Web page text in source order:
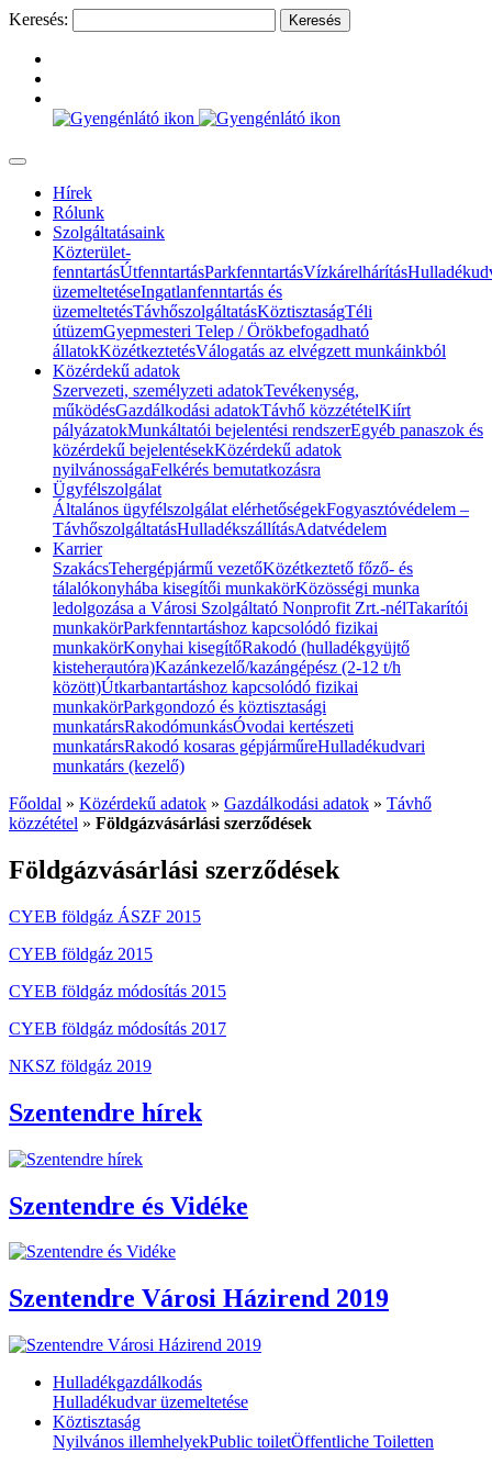
Keresés:
Hírek
Rólunk
Szolgáltatásaink
Közterület-
fenntartásÚtfenntartásParkfenntartásVízkárelhárítás
üzemeltetéseIngatlanfenntartás és
üzemeltetésTávhőszolgáltatásKöztisztaságTéli
útüzemGyepmesteri Telep / Örökbefogadható
állatokKözétkeztetésVálogatás az elvégzett munkáinkból
Közérdekű adatok
Szervezeti, személyzeti adatokTevékenység,
működésGazdálkodási adatokTávhő közzétételKiírt
pályázatokMunkáltatói bejelentési rendszerEgyéb panaszok és
közérdekű bejelentésekKözérdekű adatok
nyilvánosságaFelkérés bemutatkozásra
Ügyfélszolgálat
Általános ügyfélszolgálat elérhetőségekFogyasztóvédelem –
TávhőszolgáltatásHulladékszállításAdatvédelem
Karrier
SzakácsTehergépjármű vezetőKözétkeztető főző- és
tálalókonyhába kisegítői munkakörKözösségi munka
ledolgozása a Városi Szolgáltató Nonprofit Zrt.-nélTakarítói
munkakörParkfenntartáshoz kapcsolódó fizikai
munkakörKonyhai kisegítőRakodó (hulladékgyüjtő
kisteherautóra)Kazánkezelő/kazángépész (2-12 t/h
között)Útkarbantartáshoz kapcsolódó fizikai
munkakörParkgondozó és köztisztasági
munkatársRakodómunkásÓvodai kertészeti
munkatársRakodó kosaras gépjárműreHulladékudvari
munkatárs (kezelő)
Főoldal » Közérdekű adatok » Gazdálkodási adatok » Távhő
közzététel » Földgázvásárlási szerződések
Földgázvásárlási szerződések
CYEB földgáz ÁSZF 2015
CYEB földgáz 2015
CYEB földgáz módosítás 2015
CYEB földgáz módosítás 2017
NKSZ földgáz 2019
Szentendre hírek
Szentendre és Vidéke
Szentendre Városi Házirend 2019
Hulladékgazdálkodás
Hulladékudvar üzemeltetése
Köztisztaság
Nyilvános illemhelyekPublic toiletÖffentliche Toiletten